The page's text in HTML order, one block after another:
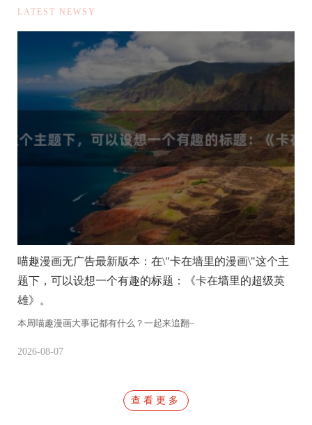
LATEST NEWSY
喵趣漫画无广告最新版本：在\"卡在墙里的漫画\"这个主
题下，可以设想一个有趣的标题：《卡在墙里的超级英
雄》。
本周喵趣漫画大事记都有什么？一起来追翻~
2026-08-07
查看更多